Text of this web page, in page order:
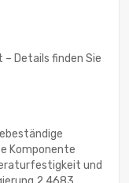
Details finden Sie
Komponente
und